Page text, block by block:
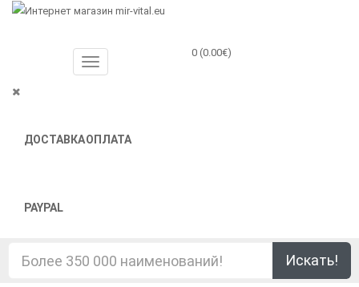
ДОСТАВКАОПЛАТА
PAYPAL
0 (0.00€)
Искать!